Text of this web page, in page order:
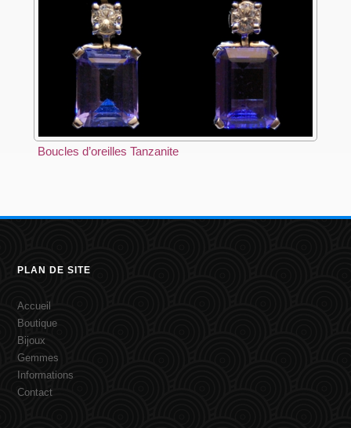
Boucles d’oreilles Tanzanite
PLAN DE SITE
Accueil
Boutique
Bijoux
Gemmes
Informations
Contact